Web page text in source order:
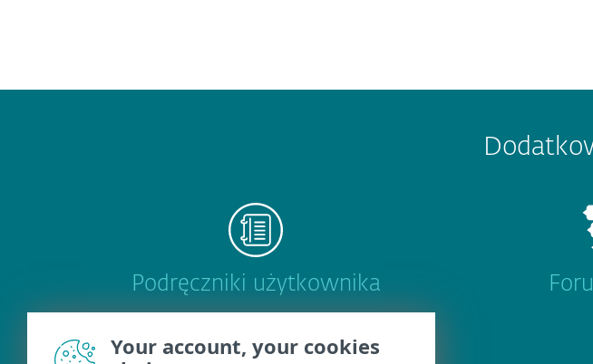
Podręczniki użytkownika
Your account, your cookies